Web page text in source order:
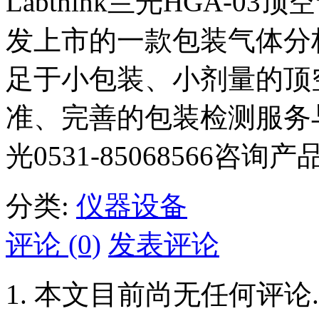
发上市的一款包装气体
足于小包装、小剂量的
准、完善的包装检测服
光0531-85068566咨询产
分类: 仪器设备
评论 (0) 发表评论
本文目前尚无任何评论.